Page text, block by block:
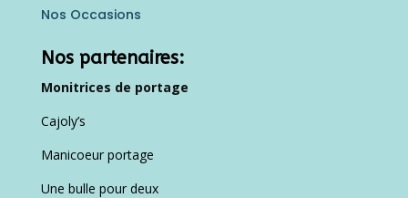
Nos Occasions
Nos partenaires:
Monitrices de portage
Cajoly’s
Manicoeur portage
Une bulle pour deux